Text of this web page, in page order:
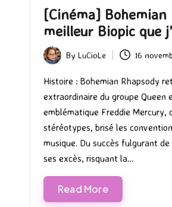
[Cinéma] Bohemian
meilleur Biopic que
Posted
by
By LuCioLe 16
Histoire : Bohemian Rhapsody
extraordinaire du groupe Queen
emblématique Freddie Mercury,
stéréotypes, brisé les
musique. Du succès fulgurant
ses excès, risquant la…
Read More